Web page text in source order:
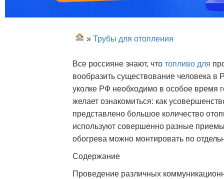
» Трубы для отопления
Все россияне знают, что топливо для
вообразить существование человека в
уколке РФ необходимо в особое время
желает ознакомиться: как
представлено большое количество
используют совершенно разные
обогрева можно монтировать по
Содержание
Проведение различных